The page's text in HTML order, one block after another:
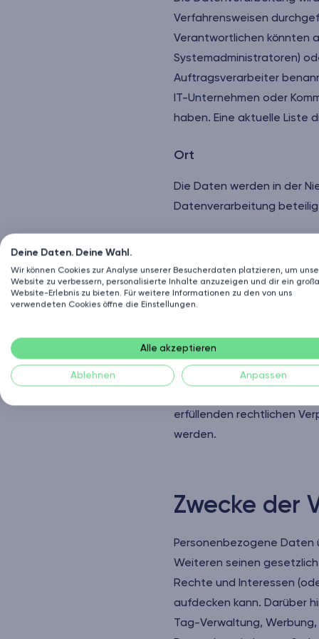
Verfahrensweisen
Verantwortlichen könnten
Systemadministratoren)
Auftragsverarbeiter
IT-Unternehmen oder
haben. Eine aktuelle Liste
Ort
Die Daten werden in der
Datenverarbeitung
Land als das eigene
können die Nutzer den
konsultieren.
Speicherdauer
Sofern in diesem
erfüllenden rechtlichen
werden.
Zwecke der
Personenbezogene
Weiteren seinen
Rechte und Interessen
aufdecken kann. Darüber
Tag-Verwaltung,
Deine Daten. Deine Wahl.
Wir können Cookies zur Analyse unserer Besucherdaten platzieren, um
Website zu verbessern, personalisierte Inhalte anzuzeigen und dir ein
Website-Erlebnis zu bieten. Für weitere Informationen zu den von uns
verwendeten Cookies öffne die Einstellungen.
Alle akzeptieren
Ablehnen Anpassen